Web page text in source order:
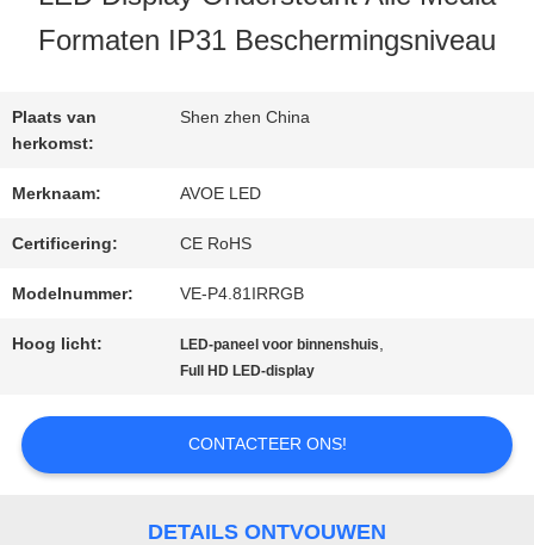
KWALITEITSCONTROLE
CONTACT
MET
ONS
Formaten IP31 Beschermingsniveau
Plaats van
herkomst:
Shen zhen China
Merknaam: AVOE LED
Certificering: CE RoHS
Modelnummer: VE-P4.81IRRGB
Hoog licht: LED-paneel voor binnenshuis,
Full HD LED-display
CONTACTEER ONS!
DETAILS ONTVOUWEN